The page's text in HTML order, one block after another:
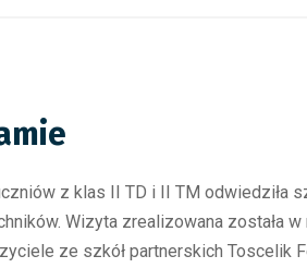
z klas II TD i II TM
Wizyta zrealizowana została
ze szkół partnerskich